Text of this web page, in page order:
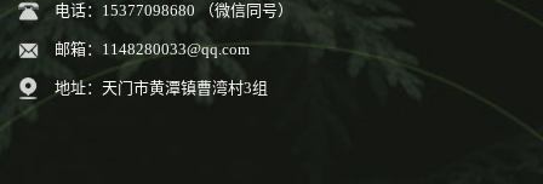
电话：15377098680 （微信同号）
邮箱： 1148280033@qq.com
地址：天门市黄潭镇曹湾村3组